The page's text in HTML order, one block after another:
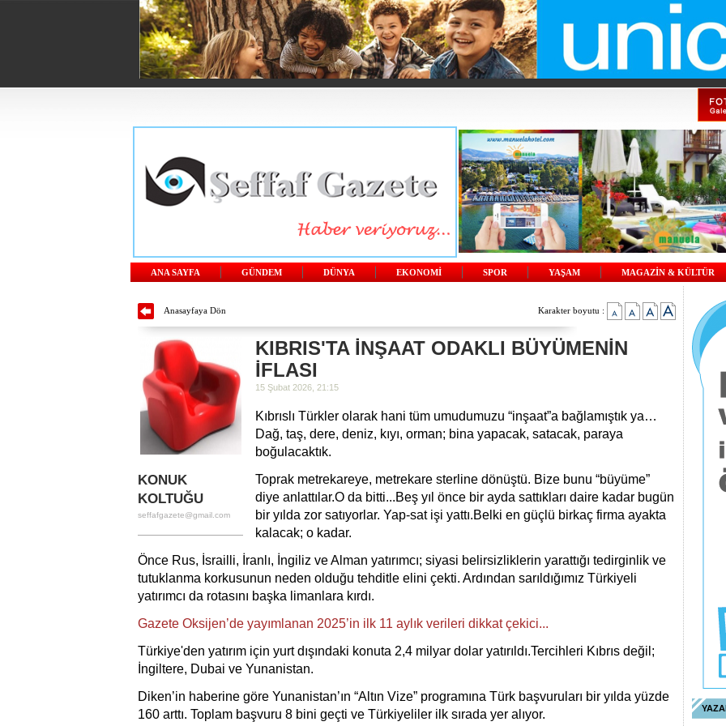
ANA SAYFA GÜNDEM DÜNYA EKONOMİ SPOR YAŞAM MAGAZİN & KÜLTÜR
Anasayfaya Dön Karakter boyutu :
KONUK
KOLTUĞU
seffafgazete@gmail.com
KIBRIS'TA İNŞAAT ODAKLI BÜYÜMENİN
İFLASI
15 Şubat 2026, 21:15
Kıbrıslı Türkler olarak hani tüm umudumuzu “inşaat”a bağlamıştık ya…
Dağ, taş, dere, deniz, kıyı, orman; bina yapacak, satacak, paraya
boğulacaktık.
Toprak metrekareye, metrekare sterline dönüştü. Bize bunu “büyüme”
diye anlattılar.O da bitti...Beş yıl önce bir ayda sattıkları daire kadar bugün
bir yılda zor satıyorlar. Yap-sat işi yattı.Belki en güçlü birkaç firma ayakta
kalacak; o kadar.
Önce Rus, İsrailli, İranlı, İngiliz ve Alman yatırımcı; siyasi belirsizliklerin yarattığı tedirginlik ve
tutuklanma korkusunun neden olduğu tehditle elini çekti. Ardından sarıldığımız Türkiyeli
yatırımcı da rotasını başka limanlara kırdı.
Gazete Oksijen’de yayımlanan 2025’in ilk 11 aylık verileri dikkat çekici...
Türkiye'den yatırım için yurt dışındaki konuta 2,4 milyar dolar yatırıldı.Tercihleri Kıbrıs değil;
İngiltere, Dubai ve Yunanistan.
Diken’in haberine göre Yunanistan’ın “Altın Vize” programına Türk başvuruları bir yılda yüzde
160 arttı. Toplam başvuru 8 bini geçti ve Türkiyeliler ilk sırada yer alıyor.